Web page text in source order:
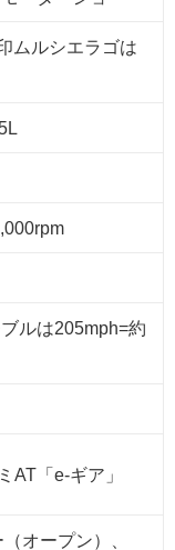
ムルシエラゴは
ルは205mph=約
AT「e-ギア」
オープン）、